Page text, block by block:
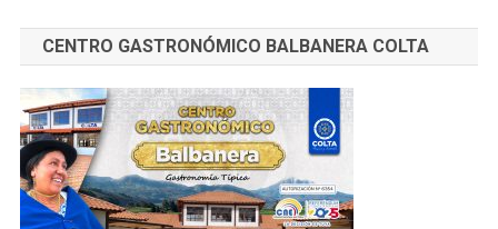
CENTRO GASTRONÓMICO BALBANERA COLTA